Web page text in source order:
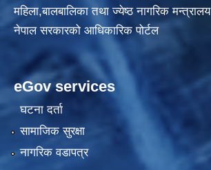
महिला,बालबालिका तथा ज्येष्ठ नागरिक मन्त्रालय
नेपाल सरकारको आधिकारिक पोर्टल
eGov services
घटना दर्ता
सामाजिक सुरक्षा
नागरिक वडापत्र